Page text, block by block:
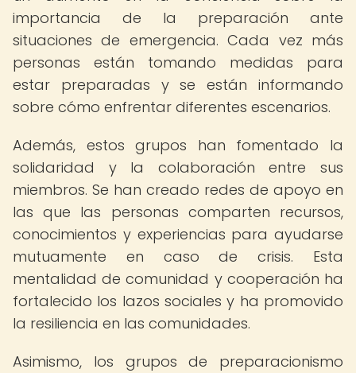
importancia de la preparación ante
situaciones de emergencia. Cada vez más
personas están tomando medidas para
estar preparadas y se están informando
sobre cómo enfrentar diferentes escenarios.
Además, estos grupos han fomentado la
solidaridad y la colaboración entre sus
miembros. Se han creado redes de apoyo en
las que las personas comparten recursos,
conocimientos y experiencias para ayudarse
mutuamente en caso de crisis. Esta
mentalidad de comunidad y cooperación ha
fortalecido los lazos sociales y ha promovido
la resiliencia en las comunidades.
Asimismo, los grupos de preparacionismo